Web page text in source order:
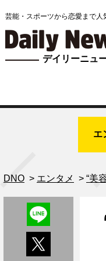
芸能・スポーツから恋愛まで
デイリーニュ
エ
DNO > エンタメ > “美